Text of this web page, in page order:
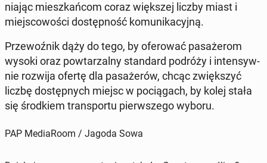
nia­jąc miesz­kań­com coraz więk­szej liczby miast i
miej­sco­wo­ści do­stęp­ność ko­mu­ni­ka­cyj­ną.
Prze­woź­nik dąży do tego, by ofe­ro­wać pa­sa­że­rom
wysoki oraz po­wta­rzal­ny stan­dard podróży i in­ten­syw­
nie rozwija ofertę dla pa­sa­że­rów, chcąc zwięk­szyć
liczbę do­stęp­nych miejsc w po­cią­gach, by kolej stała
się środ­kiem trans­por­tu pierw­sze­go wyboru.
PAP MediaRoom / Jagoda Sowa